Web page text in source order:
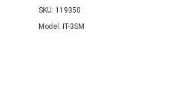
SKU: 119350
Model: IT-3SM